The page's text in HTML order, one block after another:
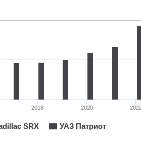
SRX УАЗ Патриот
2018 2020